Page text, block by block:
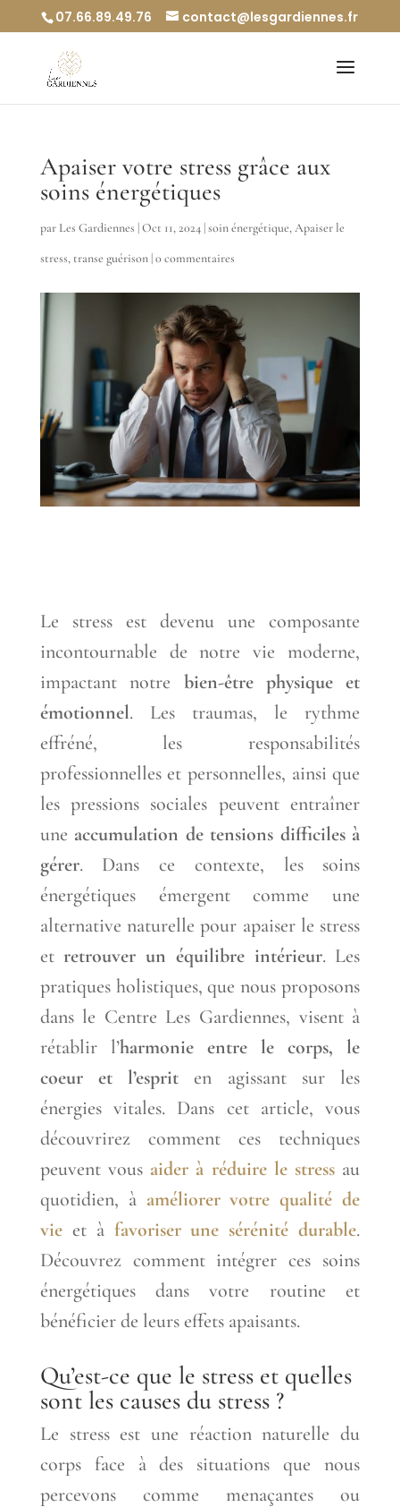
07.66.89.49.76 contact@lesgardiennes.fr
Apaiser votre stress grâce aux
soins énergétiques
par Les Gardiennes |Oct 11, 2024|soin énergétique,Apaiser le
stress, transe guérison|0 commentaires
Le stress est devenu une composante
incontournable de notre vie moderne,
impactant notre bien-être physique et
émotionnel. Les traumas, le rythme
effréné, les responsabilités
professionnelles et personnelles, ainsi que
les pressions sociales peuvent entraîner
une accumulation de tensions difficiles à
gérer. Dans ce contexte, les soins
énergétiques émergent comme une
alternative naturelle pour apaiser le stress
etretrouver un équilibre intérieur. Les
pratiques holistiques, que nous proposons
dans le Centre Les Gardiennes, visent à
rétablir l’harmonie entre le corps, le
coeur et l’esprit en agissant sur les
énergies vitales. Dans cet article, vous
découvrirez comment ces techniques
peuvent vous aider à réduire le stress au
quotidien, à améliorer votre qualité de
vieet à favoriser une sérénité durable.
Découvrez comment intégrer ces soins
énergétiques dans votre routine et
bénéficier de leurs effets apaisants.
Qu’est-ce que le stress et quelles
sont les causes du stress ?
Le stress est une réaction naturelle du
corps face à des situations que nous
percevons comme menaçantes ou